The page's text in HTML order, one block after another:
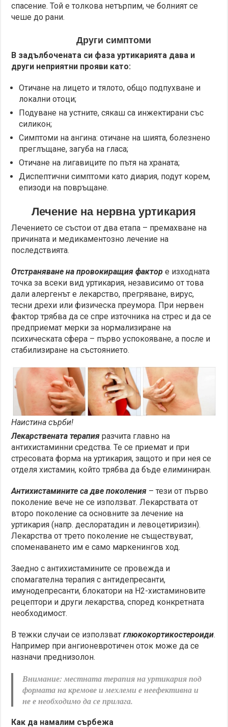
спасение. Той е толкова нетърпим, че болният се
чеше до рани.
Други симптоми
В задълбочената си фаза уртикарията дава и
други неприятни прояви като:
Отичане на лицето и тялото, общо подпухване и
локални отоци;
Подуване на устните, сякаш са инжектирани със
силикон;
Симптоми на ангина: отичане на шията, болезнено
преглъщане, загуба на гласа;
Отичане на лигавиците по пътя на храната;
Диспептични симптоми като диария, подут корем,
епизоди на повръщане.
Лечение на нервна уртикария
Лечението се състои от два етапа – премахване на
причината и медикаментозно лечение на
последствията.
Отстраняване на провокиращия фактор е изходната
точка за всеки вид уртикария, независимо от това
дали алергенът е лекарство, прегряване, вирус,
тесни дрехи или физическа преумора. При нервен
фактор трябва да се спре източника на стрес и да се
предприемат мерки за нормализиране на
психическата сфера – първо успокояване, а после и
стабилизиране на състоянието.
Наистина сърби!
Лекарствената терапия разчита главно на
антихистаминни средства. Те се приемат и при
стресовата форма на уртикария, защото и при нея се
отделя хистамин, който трябва да бъде елиминиран.
Антихистамините са две поколения – тези от първо
поколение вече не се използват. Лекарствата от
второ поколение са основните за лечение на
уртикария (напр. деслоратадин и левоцетиризин).
Лекарства от трето поколение не съществуват,
споменаването им е само маркенингов ход.
Заедно с антихистамините се провежда и
спомагателна терапия с антидепресанти,
имунодепресанти, блокатори на Н2-хистаминовите
рецептори и други лекарства, според конкретната
необходимост.
В тежки случаи се използватглюкокортикостероиди.
Например при ангионевротичен оток може да се
назначи преднизолон.
Внимание: местната терапия на уртикария под
формата на кремове и мехлеми е неефективна и
не е необходимо да се прилага.
Как да намалим сърбежа